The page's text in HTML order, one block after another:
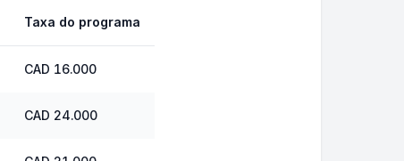
Taxa do programa
CAD 16.000
CAD 24.000